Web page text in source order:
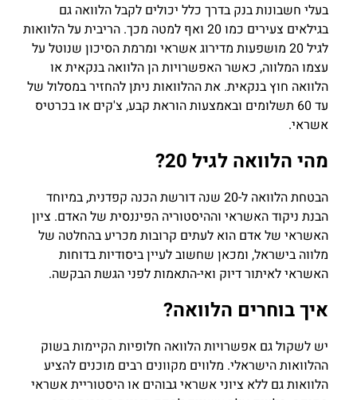
בעלי חשבונות בנק בדרך כלל יכולים לקבל הלוואה גם
בגילאים צעירים כמו 20 ואף למטה מכך. הריבית על הלוואות
לגיל 20 מושפעות מדירוג אשראי ומרמת הסיכון שנוטל על
עצמו המלווה, כאשר האפשרויות הן הלוואה בנקאית או
הלוואה חוץ בנקאית. את ההלוואות ניתן להחזיר במסלול של
עד 60 תשלומים ובאמצעות הוראת קבע, צ'קים או בכרטיס
אשראי.
מהי הלוואה לגיל 20?
הבטחת הלוואה ל-20 שנה דורשת הכנה קפדנית, במיוחד
הבנת ניקוד האשראי וההיסטוריה הפיננסית של האדם. ציון
האשראי של אדם הוא לעתים קרובות מכריע בהחלטה של
מלווה בישראל, ומכאן שחשוב לעיין ביסודיות בדוחות
האשראי לאיתור דיוק ואי-התאמות לפני הגשת הבקשה.
איך בוחרים הלוואה?
יש לשקול גם אפשרויות הלוואה חלופיות הקיימות בשוק
ההלוואות הישראלי. מלווים מקוונים רבים מוכנים להציע
הלוואות גם ללא ציוני אשראי גבוהים או היסטוריית אשראי